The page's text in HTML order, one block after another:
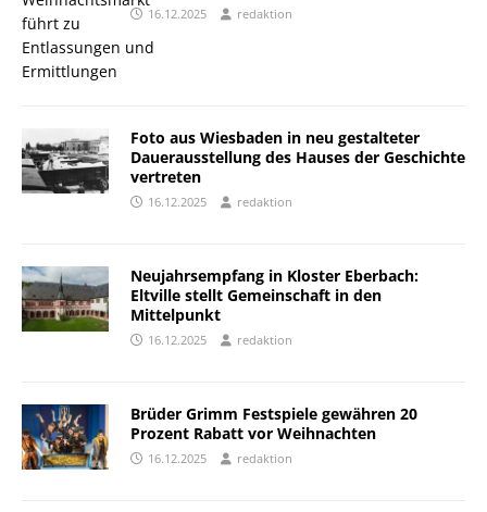
16.12.2025 redaktion
Foto aus Wiesbaden in neu gestalteter
Dauerausstellung des Hauses der Geschichte
vertreten
16.12.2025 redaktion
Neujahrsempfang in Kloster Eberbach:
Eltville stellt Gemeinschaft in den
Mittelpunkt
16.12.2025 redaktion
Brüder Grimm Festspiele gewähren 20
Prozent Rabatt vor Weihnachten
16.12.2025 redaktion